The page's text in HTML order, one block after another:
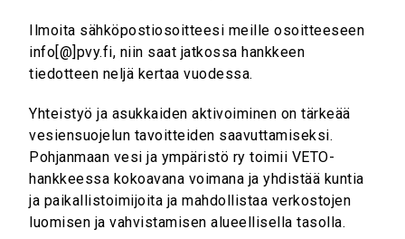
Ilmoita sähköpostiosoitteesi meille osoitteeseen
info[@]pvy.fi, niin saat jatkossa hankkeen
tiedotteen neljä kertaa vuodessa.
Yhteistyö ja asukkaiden aktivoiminen on tärkeää
vesiensuojelun tavoitteiden saavuttamiseksi.
Pohjanmaan vesi ja ympäristö ry toimii VETO-
hankkeessa kokoavana voimana ja yhdistää kuntia
ja paikallistoimijoita ja mahdollistaa verkostojen
luomisen ja vahvistamisen alueellisella tasolla.